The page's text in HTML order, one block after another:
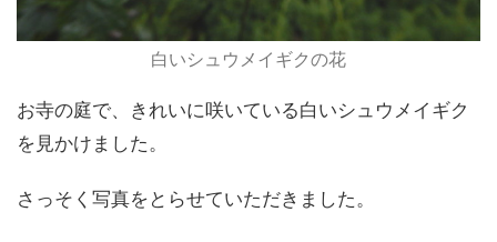
白いシュウメイギクの花
お寺の庭で、きれいに咲いている白いシュウメイギク
を見かけました。
さっそく写真をとらせていただきました。